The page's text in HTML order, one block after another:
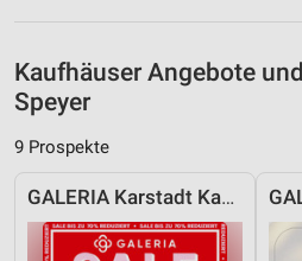
Kaufhäuser Angebote
Speyer
9 Prospekte
GALERIA Karstadt Kaufhof
Erstellung von Profilen für
personalisierter Werbung
Erstellung von Profilen zur